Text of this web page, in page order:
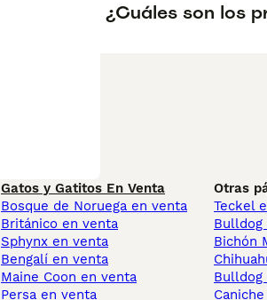
¿Cuáles son los
Gatos y Gatitos En Venta
Bosque de Noruega en venta
Británico en venta
Sphynx en venta
Bengalí en venta
Maine Coon en venta
Persa en venta
Otras
Teckel
Bulldog
Bichón
Bulldog